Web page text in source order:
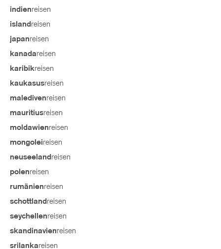
indienreisen
island reisen
japanreisen
kanadareisen
karibikreisen
kaukasusreisen
maledivenreisen
mauritiusreisen
moldawienreisen
mongoleireisen
neuseeland reisen
polenreisen
rumänienreisen
schottland reisen
seychellenreisen
skandinavienreisen
srilankareisen